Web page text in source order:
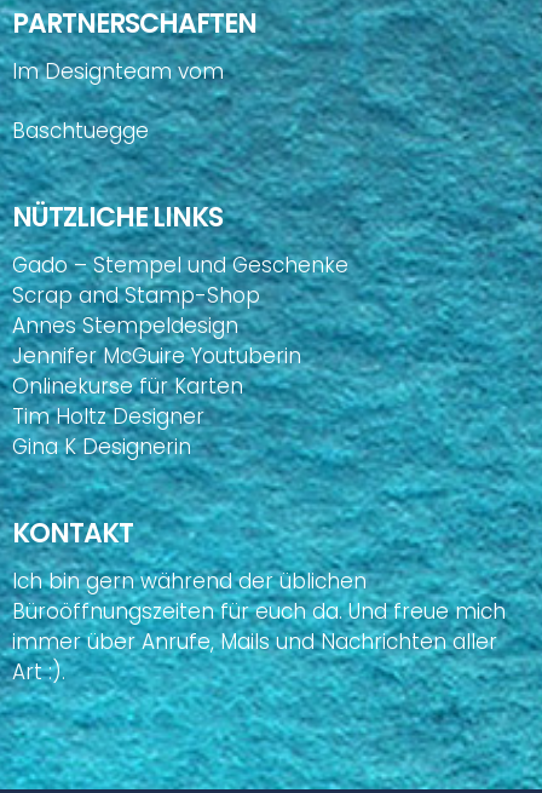
PARTNERSCHAFTEN
Im Designteam vom
Baschtuegge
NÜTZLICHE LINKS
Gado – Stempel und Geschenke
Scrap and Stamp-Shop
Annes Stempeldesign
Jennifer McGuire Youtuberin
Onlinekurse für Karten
Tim Holtz Designer
Gina K Designerin
KONTAKT
Ich bin gern während der üblichen
Büroöffnungszeiten für euch da. Und freue mich
immer über Anrufe, Mails und Nachrichten aller
Art :).